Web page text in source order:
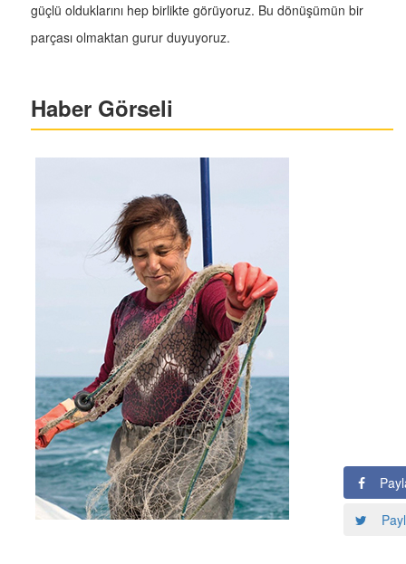
güçlü olduklarını hep birlikte görüyoruz. Bu dönüşümün bir
parçası olmaktan gurur duyuyoruz.
Haber Görseli